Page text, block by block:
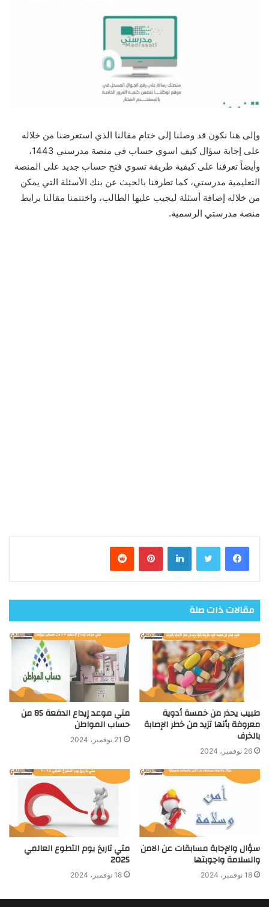
وإلى هنا نكون قد وصلنا إلى ختام مقالنا الذي استعرضنا من خلاله
على إجابة سؤال كيف اسوي حساب في منصة مدرستي 1443،
وأيضاً تعرفنا على كيفية طريقة تسوي فتح حساب جديد على المنصة
التعليمية مدرستي، كما تطرقنا بالحيث عن بنك الأسئلة التي يمكن
من خلاله إضافة أسئلة ليجيب عليها الطالب، واختتمنا مقالنا برابط
منصة مدرستي الرسمية.
فيسبوك تويتر لينكدإن بينتيريست
مقالات ذات صلة
طبيب يحذر من خمسة أدوية
معروفة بأنها تزيد من خطر الإصابة
بالخرف
26 نوفمبر، 2024
متي موعد إيداع الدفعة 85 من
حساب المواطن
21 نوفمبر، 2024
سؤال والإجابة مسابقات عن الامن
والسلامة واجوبتها
18 نوفمبر، 2024
متي تاريخ يوم التطوع العالمي
2025
18 نوفمبر، 2024